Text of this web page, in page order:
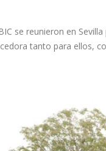
se reunieron en
tanto para ellos,